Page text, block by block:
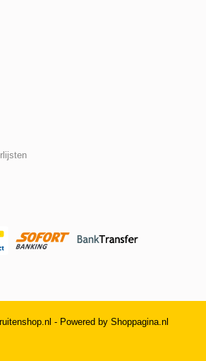
- Powered by Shoppagina.nl